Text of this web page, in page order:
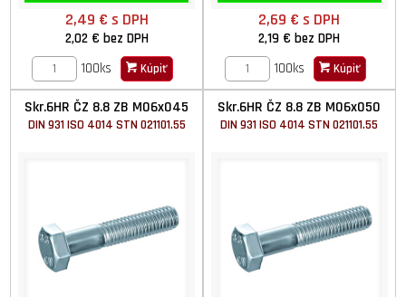
2,49 € s DPH
2,02 € bez DPH
100ks
Kúpiť
2,69 €s DPH
2,19 €bez DPH
100ks
Kúpiť
Skr.6HR ČZ 8.8 ZB M06x045
DIN 931 ISO 4014 STN 021101.55
Skr.6HR ČZ 8.8 ZB M06x050
DIN 931 ISO 4014 STN 021101.55